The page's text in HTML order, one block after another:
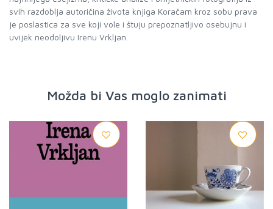
svih razdoblja autoričina života knjiga Koračam kroz sobu prava
je poslastica za sve koji vole i štuju prepoznatljivo osebujnu i
uvijek neodoljivu Irenu Vrkljan.
Možda bi Vas moglo zanimati